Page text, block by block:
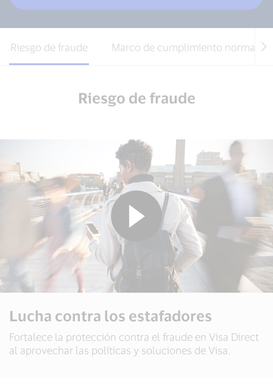
Riesgo de fraude Marco de cumplimiento normativo
Riesgo de fraude
Lucha contra los estafadores
Fortalece la protección contra el fraude en Visa Direct
al aprovechar las políticas y soluciones de Visa.